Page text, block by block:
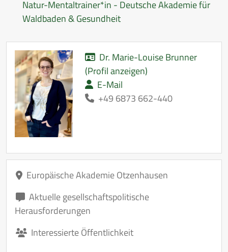
Natur-Mentaltrainer*in - Deutsche Akademie für
Waldbaden & Gesundheit
Dr. Marie-Louise Brunner
(Profil anzeigen)
E-Mail
+49 6873 662-440
Europäische Akademie Otzenhausen
Aktuelle gesellschaftspolitische
Herausforderungen
Interessierte Öffentlichkeit